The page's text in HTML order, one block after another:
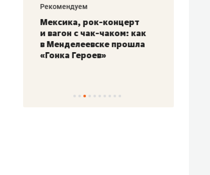
Рекомендуем
Мексика, рок-концерт
и вагон с чак-чаком: как
в Менделеевске прошла
«Гонка Героев»